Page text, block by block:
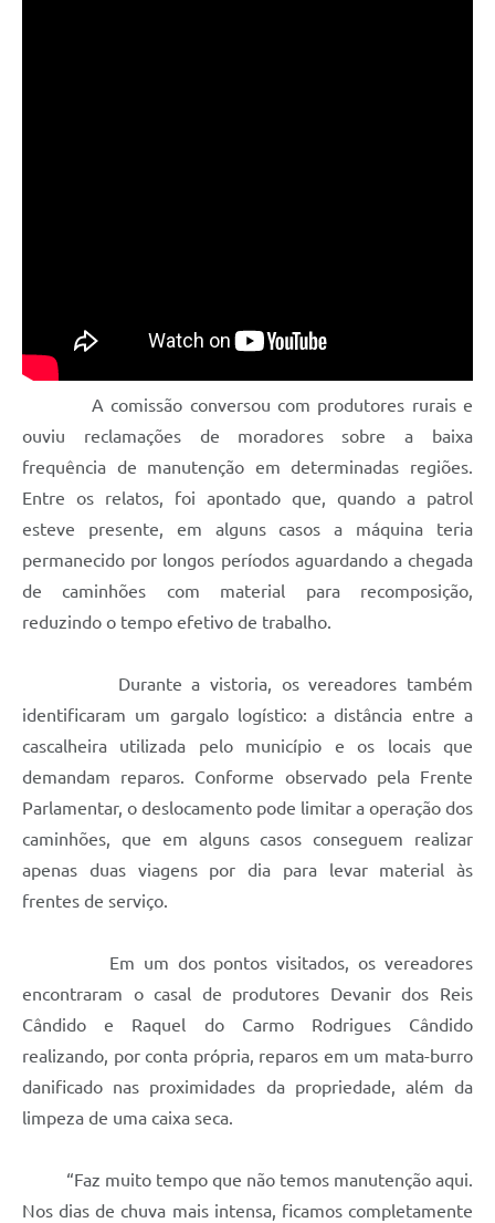
A comissão conversou com produtores rurais e
ouviu reclamações de moradores sobre a baixa
frequência de manutenção em determinadas regiões.
Entre os relatos, foi apontado que, quando a patrol
esteve presente, em alguns casos a máquina teria
permanecido por longos períodos aguardando a chegada
de caminhões com material para recomposição,
reduzindo o tempo efetivo de trabalho.
Durante a vistoria, os vereadores também
identificaram um gargalo logístico: a distância entre a
cascalheira utilizada pelo município e os locais que
demandam reparos. Conforme observado pela Frente
Parlamentar, o deslocamento pode limitar a operação dos
caminhões, que em alguns casos conseguem realizar
apenas duas viagens por dia para levar material às
frentes de serviço.
Em um dos pontos visitados, os vereadores
encontraram o casal de produtores Devanir dos Reis
Cândido e Raquel do Carmo Rodrigues Cândido
realizando, por conta própria, reparos em um mata-burro
danificado nas proximidades da propriedade, além da
limpeza de uma caixa seca.
“Faz muito tempo que não temos manutenção aqui.
Nos dias de chuva mais intensa, ficamos completamente